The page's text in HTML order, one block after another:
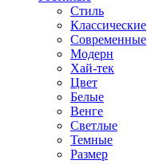
Стиль
Классические
Современные
Модерн
Хай-тек
Цвет
Белые
Венге
Светлые
Темные
Размер